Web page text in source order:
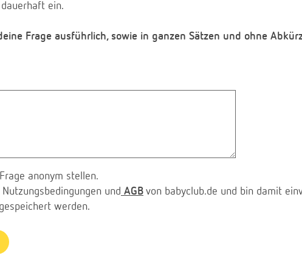
ein.
Frage ausführlich, sowie in ganzen Sätzen und ohne
anonym stellen.
und AGB von babyclub.de und bin damit
werden.